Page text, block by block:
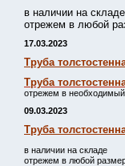
в наличии на складе
отрежем в любой
17.03.2023
Труба
Труба
отрежем в
09.03.2023
Труба
в наличии на складе
отрежем в любой